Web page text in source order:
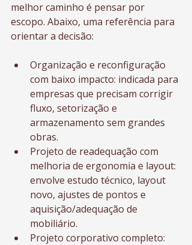
melhor caminho é pensar por
escopo. Abaixo, uma referência para
orientar a decisão:
Organização e reconfiguração
com baixo impacto: indicada para
empresas que precisam corrigir
fluxo, setorização e
armazenamento sem grandes
obras.
Projeto de readequação com
melhoria de ergonomia e layout:
envolve estudo técnico, layout
novo, ajustes de pontos e
aquisição/adequação de
mobiliário.
Projeto corporativo completo: